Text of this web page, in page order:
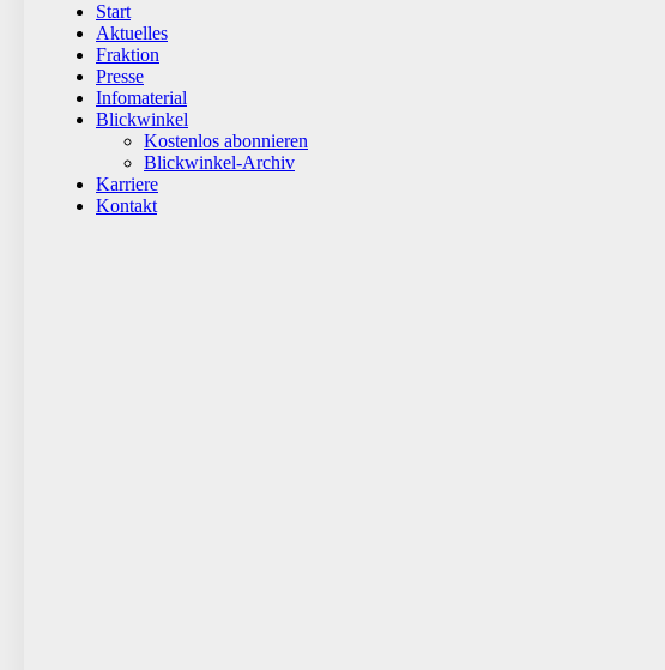
Start
Aktuelles
Fraktion
Presse
Infomaterial
Blickwinkel
Kostenlos abonnieren
Blickwinkel-Archiv
Karriere
Kontakt